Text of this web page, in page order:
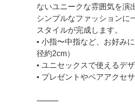
ないユニークな雰囲気を演
シンプルなファッションに
スタイルが完成します。
• 小指〜中指など、お好み
径約2cm）
• ユニセックスで使えるデ
• プレゼントやペアアクセ
⸻